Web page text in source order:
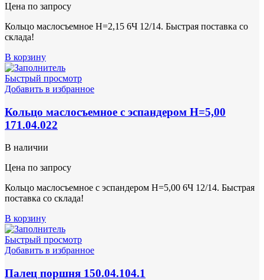
Цена по запросу
Кольцо маслосъемное Н=2,15 6Ч 12/14. Быстрая поставка со
склада!
В корзину
Быстрый просмотр
Добавить в избранное
Кольцо маслосъемное с эспандером Н=5,00
171.04.022
В наличии
Цена по запросу
Кольцо маслосъемное с эспандером Н=5,00 6Ч 12/14. Быстрая
поставка со склада!
В корзину
Быстрый просмотр
Добавить в избранное
Палец поршня 150.04.104.1